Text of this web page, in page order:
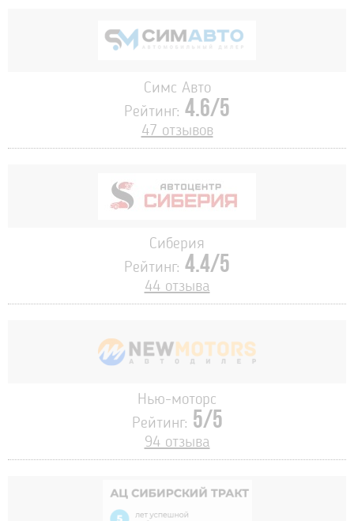
Симс Авто
Рейтинг: 4.6/5
47 отзывов
Сиберия
Рейтинг: 4.4/5
44 отзыва
Нью-моторс
Рейтинг: 5/5
94 отзыва